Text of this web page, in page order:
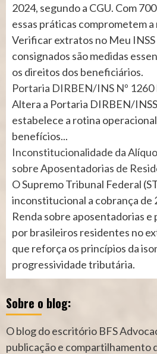
2024, segundo a CGU. Com
essas práticas comprometem a
Verificar extratos no Meu
consignados são medidas
os direitos dos beneficiários.
Portaria DIRBEN/INS Nº
Altera a Portaria DIRBEN/
estabelece a rotina
benefícios...
Inconstitucionalidade da
sobre Aposentadorias de
O Supremo Tribunal Federal
inconstitucional a cobrança de
Renda sobre aposentadorias e
por brasileiros residentes no
que reforça os princípios da
progressividade tributária.
Sobre o blog:
O blog do escritório BFS
publicação e compartilhamento